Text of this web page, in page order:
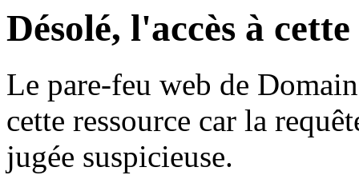
Désolé, l'accès à
Le pare-feu web de
cette ressource car la
jugée suspicieuse.